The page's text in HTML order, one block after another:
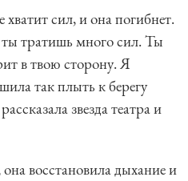
сил, и она погибнет.
тратишь много сил. Ты
в твою сторону. Я
так плыть к берегу
звезда театра и
восстановила дыхание и